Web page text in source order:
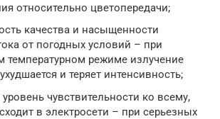
относительно цветопередачи;
качества и насыщенности
от погодных условий – при
температурном режиме излучение
и теряет интенсивность;
чувствительности ко всему,
в электросети – при серьезных